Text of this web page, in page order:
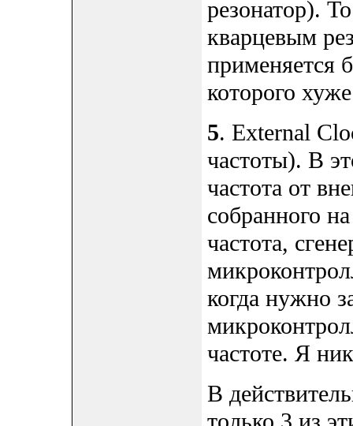
резонатор).
кварцевым
применяется
которого
5. External
частоты). В
частота от
собранного
частота,
когда нужно
частоте. Я
В